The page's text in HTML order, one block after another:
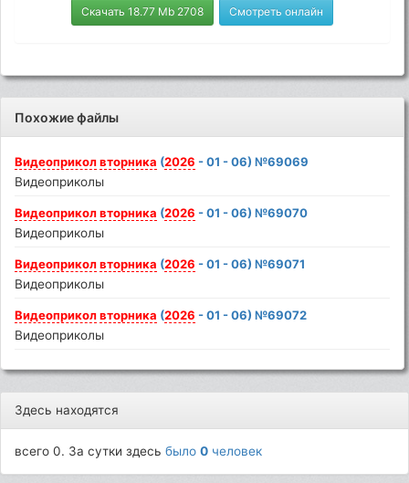
Скачать 18.77 Mb 2708 Смотреть онлайн
Похожие файлы
Видеоприкол вторника (2026 - 01 - 06) №69069
Видеоприколы
Видеоприкол вторника (2026 - 01 - 06) №69070
Видеоприколы
Видеоприкол вторника (2026 - 01 - 06) №69071
Видеоприколы
Видеоприкол вторника (2026 - 01 - 06) №69072
Видеоприколы
Здесь находятся
всего 0. За сутки здесьбыло0 человек